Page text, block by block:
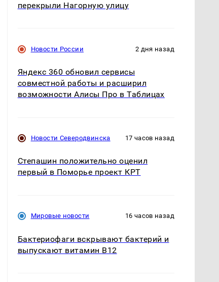
Такую зиму в России
так?!
миллионов рублей
перекрыли Нагорную улицу
Новости России 2 дня назад
Яндекс 360 обновил сервисы
совместной работы и расширил
возможности Алисы Про в Таблицах
Новости Северодвинска 17 часов назад
Степашин положительно оценил
первый в Поморье проект КРТ
Мировые новости 16 часов назад
Бактериофаги вскрывают бактерий и
выпускают витамин B12